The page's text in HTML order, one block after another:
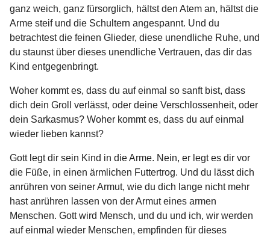
ganz weich, ganz fürsorglich, hältst den Atem an, hältst die
Arme steif und die Schultern angespannt. Und du
betrachtest die feinen Glieder, diese unendliche Ruhe, und
du staunst über dieses unendliche Vertrauen, das dir das
Kind entgegenbringt.
Woher kommt es, dass du auf einmal so sanft bist, dass
dich dein Groll verlässt, oder deine Verschlossenheit, oder
dein Sarkasmus? Woher kommt es, dass du auf einmal
wieder lieben kannst?
Gott legt dir sein Kind in die Arme. Nein, er legt es dir vor
die Füße, in einen ärmlichen Futtertrog. Und du lässt dich
anrühren von seiner Armut, wie du dich lange nicht mehr
hast anrühren lassen von der Armut eines armen
Menschen. Gott wird Mensch, und du und ich, wir werden
auf einmal wieder Menschen, empfinden für dieses